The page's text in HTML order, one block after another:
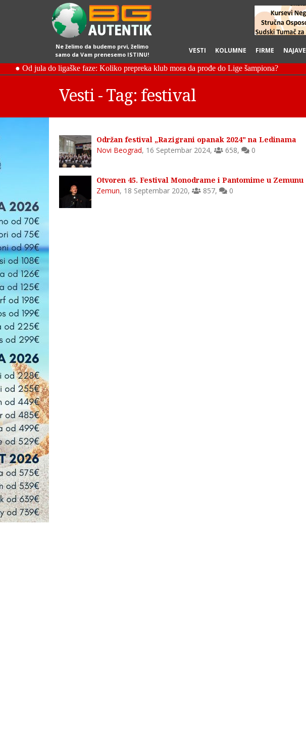
Ne želimo da budemo prvi, želimo
samo da Vam prenesemo ISTINU!
VESTI KOLUMNE FIRME NAJAVE
Vesti - Tag: festival
Održan festival „Razigrani opanak 2024" na Ledinama
Novi Beograd, 16 Septembar 2024, 658, 0
Otvoren 45. Festival Monodrame i Pantomime u Zemunu
Zemun, 18 Septembar 2020, 857, 0